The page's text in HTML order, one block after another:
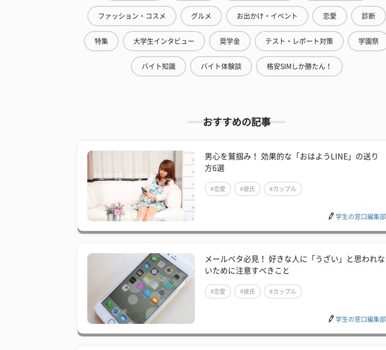
ファッション・コスメ グルメ お出かけ・イベント 恋愛 診断
特集 大学生インタビュー 奨学金 テスト・レポート対策 学園祭
バイト知識 バイト体験談 格安SIMしか勝たん！
おすすめの記事
男心を鷲掴み！ 効果的な「おはようLINE」の送り
方6選
#恋愛 #彼氏 #カップル
学生の窓口編集部
メールベタ必見！ 好きな人に「うざい」と思われな
いために注意すべきこと
#恋愛 #彼氏 #カップル
学生の窓口編集部